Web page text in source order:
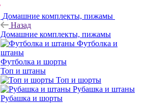
Домашние комплекты, пижамы
Назад
Домашние комплекты, пижамы
Футболка и
штаны
Футболка и шорты
Топ и штаны
Топ и шорты
Рубашка и штаны
Рубашка и шорты